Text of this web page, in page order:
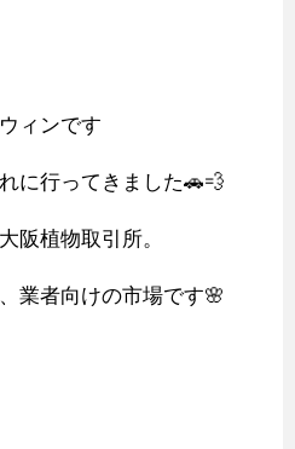
ィンです
に行ってきました🚗💨
阪植物取引所。
業者向けの市場です🌸